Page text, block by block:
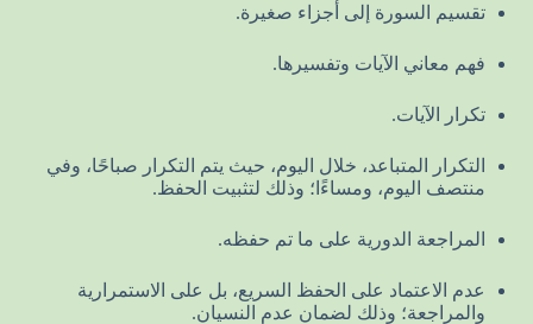
تقسيم السورة إلى أجزاء صغيرة.
فهم معاني الآيات وتفسيرها.
تكرار الآيات.
التكرار المتباعد، خلال اليوم، حيث يتم التكرار صباحًا، وفي
منتصف اليوم، ومساءًا؛ وذلك لتثبيت الحفظ.
المراجعة الدورية على ما تم حفظه.
عدم الاعتماد على الحفظ السريع، بل على الاستمرارية
والمراجعة؛ وذلك لضمان عدم النسيان.